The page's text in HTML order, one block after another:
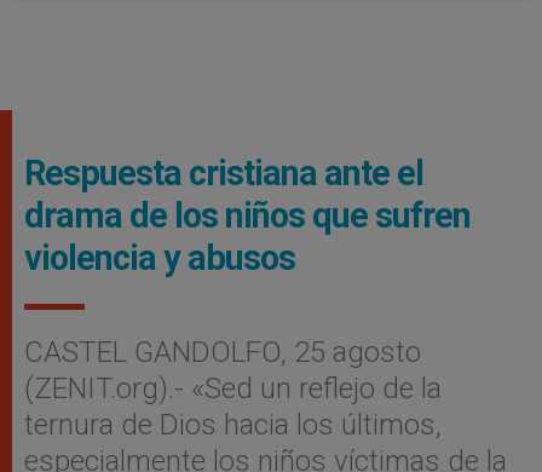
Respuesta cristiana ante el
drama de los niños que sufren
violencia y abusos
CASTEL GANDOLFO, 25 agosto
(ZENIT.org).- «Sed un reflejo de la
ternura de Dios hacia los últimos,
especialmente los niños víctimas de la